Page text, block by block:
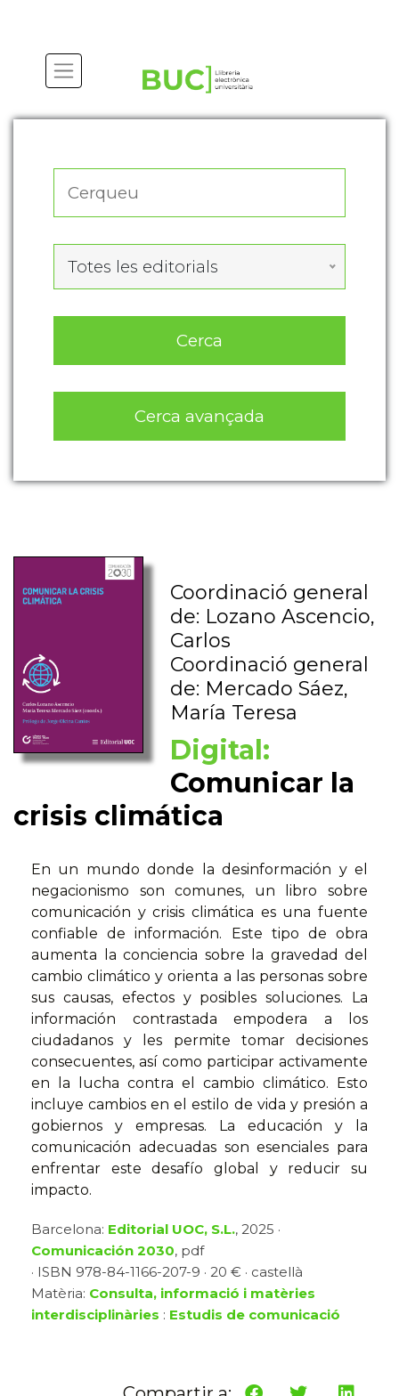
Totes les editorials
Cerca
Cerca avançada
Coordinació general
de: Lozano Ascencio,
Carlos
Coordinació general
de: Mercado Sáez,
María Teresa
Digital:
Comunicar la
crisis climática
En un mundo donde la desinformación y el
negacionismo son comunes, un libro sobre
comunicación y crisis climática es una fuente
confiable de información. Este tipo de obra
aumenta la conciencia sobre la gravedad del
cambio climático y orienta a las personas sobre
sus causas, efectos y posibles soluciones. La
información contrastada empodera a los
ciudadanos y les permite tomar decisiones
consecuentes, así como participar activamente
en la lucha contra el cambio climático. Esto
incluye cambios en el estilo de vida y presión a
gobiernos y empresas. La educación y la
comunicación adecuadas son esenciales para
enfrentar este desafío global y reducir su
impacto.
Editorial UOC, S.L.
Comunicación 2030
· ISBN 978-84-1166-207-9 · 20 € · castellà
Consulta, informació i matèries
interdisciplinàries
Estudis de comunicació
Compartir a: